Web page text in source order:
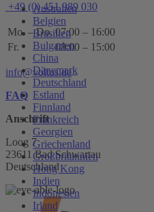
Australien
Belgien
Brasilien
Bulgarien
China
Dänemark
Deutschland
Estland
Finnland
Frankreich
Georgien
Griechenland
Großbritannien
Hong Kong
Indien
Indonesien
Irland
+49 (0) 451 989 030
Mo. – Do. 07:00 – 16:00
Fr.
08:00 – 15:00
info@voltus.de
FAQ
Anschrift
Loog 7
23611 Bad Schwartau
Deutschland